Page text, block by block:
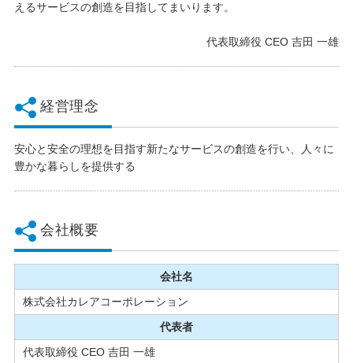
えるサービスの創造を目指してまいります。
代表取締役 CEO 吉田 一雄
経営理念
安心と安全の理想を目指す新たなサービスの創造を行い、人々に
豊かな暮らしを提供する
会社概要
会社名
株式会社カレアコーポレーション
代表者
代表取締役 CEO 吉田 一雄